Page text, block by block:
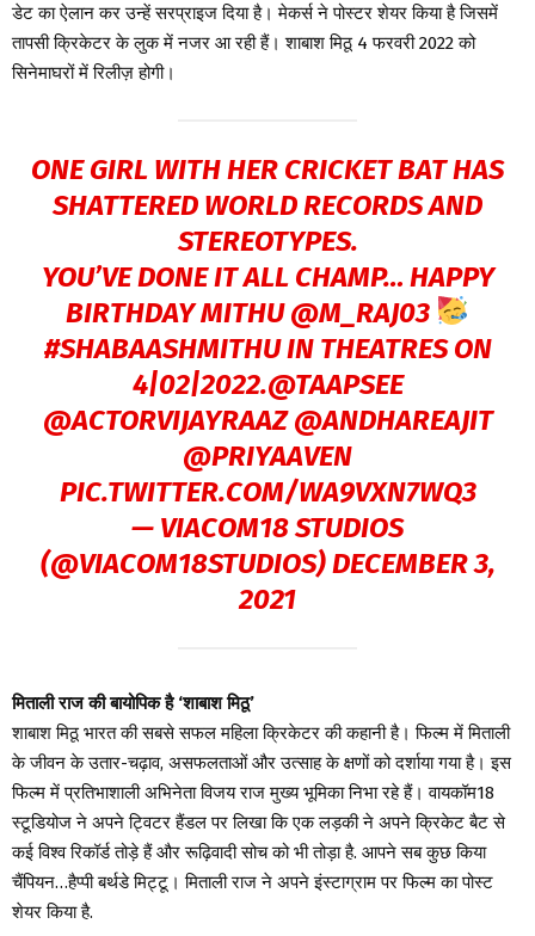
डेट का ऐलान कर उन्हें सरप्राइज दिया है। मेकर्स ने पोस्टर शेयर किया है जिसमें
तापसी क्रिकेटर के लुक में नजर आ रही हैं। शाबाश मिठू 4 फरवरी 2022 को
सिनेमाघरों में रिलीज़ होगी।
ONE GIRL WITH HER CRICKET BAT HAS
SHATTERED WORLD RECORDS AND
STEREOTYPES.
YOU’VE DONE IT ALL CHAMP… HAPPY
BIRTHDAY MITHU@M_RAJ03
#SHABAASHMITHUIN THEATRES ON
4|02|2022.@TAAPSEE
@ACTORVIJAYRAAZ @ANDHAREAJIT
@PRIYAAVEN
PIC.TWITTER.COM/WA9VXN7WQ3
— VIACOM18 STUDIOS
(@VIACOM18STUDIOS)DECEMBER 3,
2021
मिताली राज की बायोपिक है ‘शाबाश मिठू’
शाबाश मिठू भारत की सबसे सफल महिला क्रिकेटर की कहानी है। फिल्म में मिताली
के जीवन के उतार-चढ़ाव, असफलताओं और उत्साह के क्षणों को दर्शाया गया है। इस
फिल्म में प्रतिभाशाली अभिनेता विजय राज मुख्य भूमिका निभा रहे हैं। वायकॉम18
स्टूडियोज ने अपने ट्विटर हैंडल पर लिखा कि एक लड़की ने अपने क्रिकेट बैट से
कई विश्व रिकॉर्ड तोड़े हैं और रूढ़िवादी सोच को भी तोड़ा है. आपने सब कुछ किया
चैंपियन…हैप्पी बर्थडे मिट्टू। मिताली राज ने अपने इंस्टाग्राम पर फिल्म का पोस्ट
शेयर किया है.